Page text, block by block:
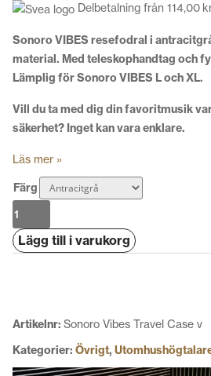
Delbetalning från 114,00 kr
Sonoro VIBES resefodral i
material. Med teleskophandtag och
Lämplig för Sonoro VIBES L och XL.
Vill du ta med dig din favoritmusik
säkerhet? Inget kan vara enklare.
Läs mer »
Färg
Sonoro
Vibes
Travel
Lägg till i varukorg
Artikelnr: Sonoro Vibes Travel Case v
Kategorier: Övrigt,